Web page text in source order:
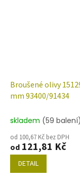
Broušené olivy
mm 93400/91434
skladem (59 balení)
od 100,67 Kč bez DPH
od 121,81 Kč
DETAIL